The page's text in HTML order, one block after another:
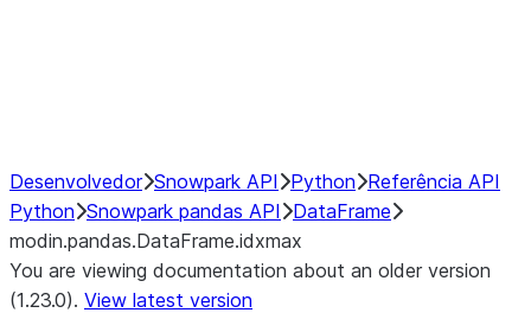
Desenvolvedor Snowpark API Python Referência API
Python Snowpark pandas API
DataFrame
modin.pandas.DataFrame.idxmax
You are viewing documentation about an older version
(1.23.0). View latest version